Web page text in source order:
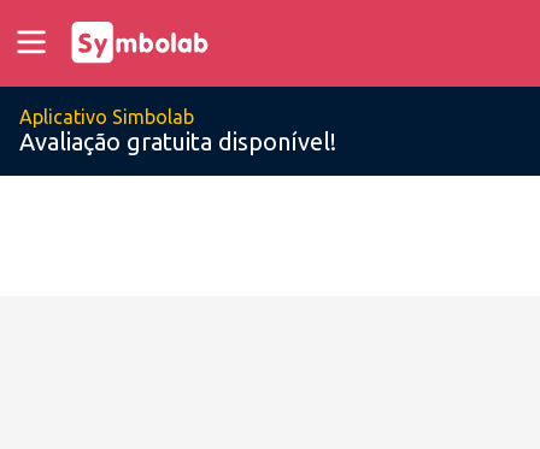
Aplicativo Simbolab
Avaliação gratuita disponível!